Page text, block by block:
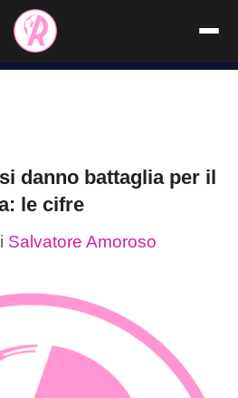
danno battaglia per il
le cifre
Salvatore Amoroso